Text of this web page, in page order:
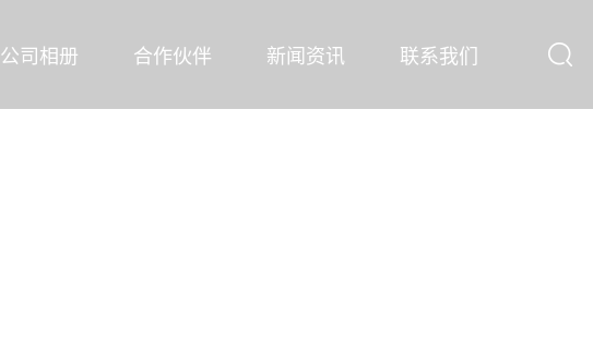
公司相册 合作伙伴 新闻资讯 联系我们